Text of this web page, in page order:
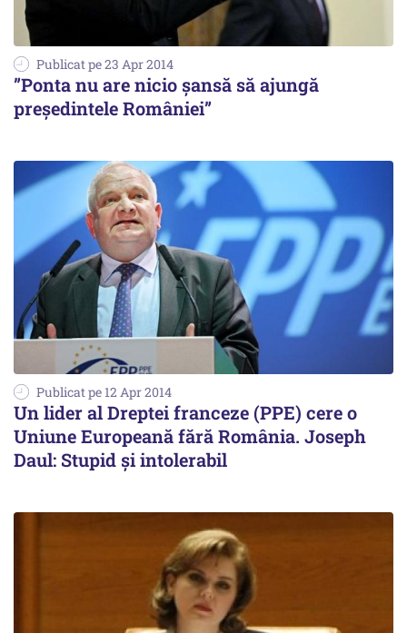
Publicat pe 23 Apr 2014
”Ponta nu are nicio șansă să ajungă
președintele României”
Publicat pe 12 Apr 2014
Un lider al Dreptei franceze (PPE) cere o
Uniune Europeană fără România. Joseph
Daul: Stupid și intolerabil